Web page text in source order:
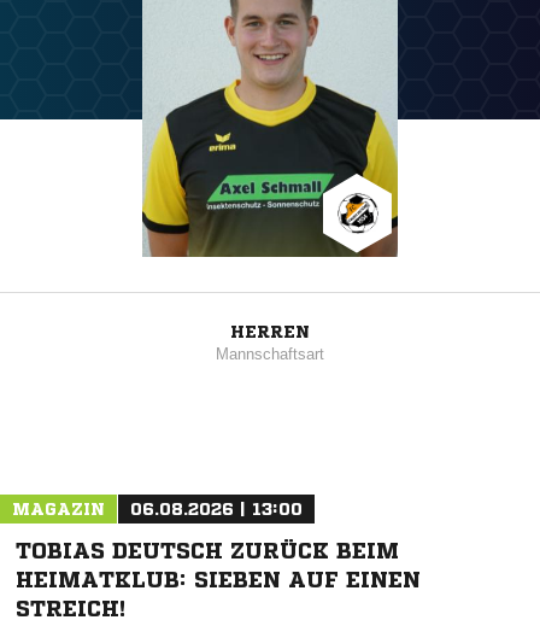
HERREN
Mannschaftsart
MAGAZIN 06.08.2026 | 13:00
TOBIAS DEUTSCH ZURÜCK BEIM
HEIMATKLUB: SIEBEN AUF EINEN
STREICH!